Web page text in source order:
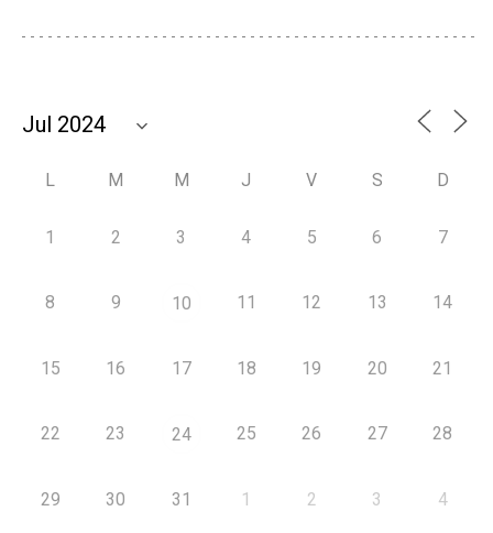
L M M J V S D
1 2 3 4 5 6 7
8 9 10 11 12 13 14
15 16 17 18 19 20 21
22 23 24 25 26 27 28
29 30 31 1 2 3 4